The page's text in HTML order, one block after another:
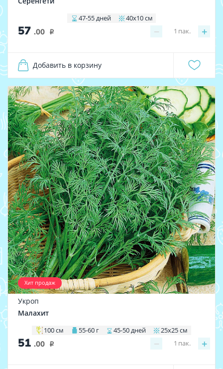
47-55 дней 40х10 см
57 .00 i − +
1 пак.
Добавить в корзину
Хит продаж
Укроп
Малахит
100 см 55-60 г 45-50 дней 25х25 см
51 .00 i − +
1 пак.